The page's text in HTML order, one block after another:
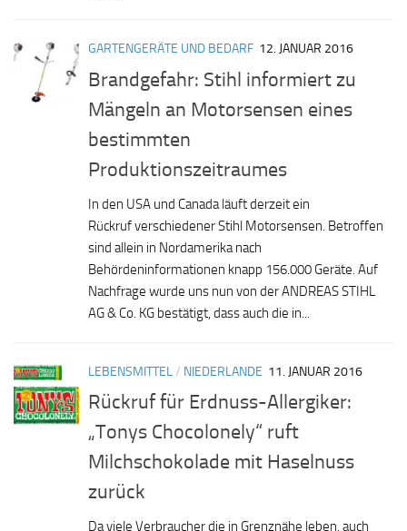
GARTENGERÄTE UND BEDARF 12. JANUAR 2016
Brandgefahr: Stihl informiert zu
Mängeln an Motorsensen eines
bestimmten
Produktionszeitraumes
In den USA und Canada läuft derzeit ein
Rückruf verschiedener Stihl Motorsensen. Betroffen
sind allein in Nordamerika nach
Behördeninformationen knapp 156.000 Geräte. Auf
Nachfrage wurde uns nun von der ANDREAS STIHL
AG & Co. KG bestätigt, dass auch die in...
LEBENSMITTEL/ NIEDERLANDE 11. JANUAR 2016
Rückruf für Erdnuss-Allergiker:
„Tonys Chocolonely“ ruft
Milchschokolade mit Haselnuss
zurück
Da viele Verbraucher die in Grenznähe leben, auch